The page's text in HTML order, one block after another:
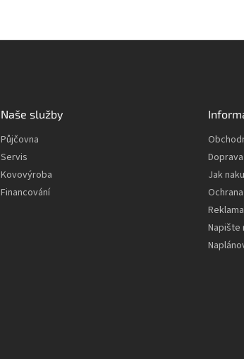
Naše služby
Půjčovna
Servis
Kovovýroba
Financování
Jak
Napište